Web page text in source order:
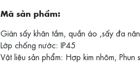
Mã sản phẩm:
Giàn sấy khăn tắm, quần áo ,sấy đa
Lớp chống nước: IP45
Vật liệu sản phẩm: Hợp kim nhôm, Phun